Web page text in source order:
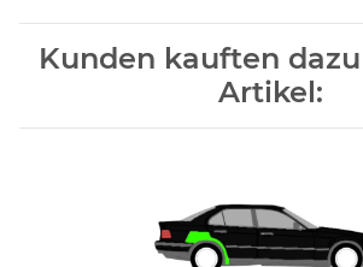
Kunden kauften
Artikel: